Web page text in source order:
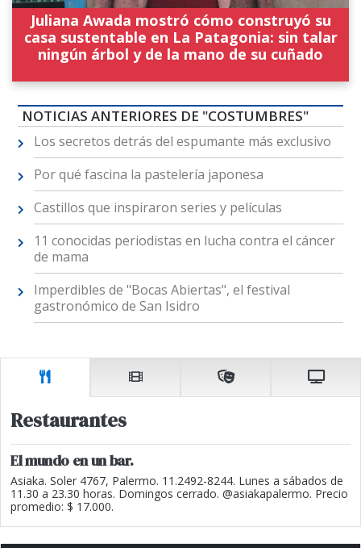
Juliana Awada mostró cómo construyó su
casa sustentable en La Patagonia: sin talar
ningún árbol y de la mano de su cuñado
NOTICIAS ANTERIORES DE "COSTUMBRES"
Los secretos detrás del espumante más exclusivo
Por qué fascina la pastelería japonesa
Castillos que inspiraron series y películas
11 conocidas periodistas en lucha contra el cáncer
de mama
Imperdibles de "Bocas Abiertas", el festival
gastronómico de San Isidro
Restaurantes
El mundo en un bar.
Asiaka. Soler 4767, Palermo. 11.2492-8244. Lunes a sábados de
11.30 a 23.30 horas. Domingos cerrado. @asiakapalermo. Precio
promedio: $ 17.000.